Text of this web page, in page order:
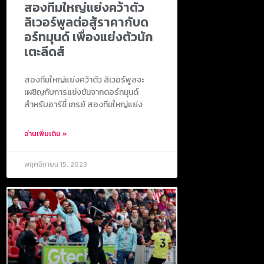
สองทีมใหญ่แย่งคว้าตัว
ลิเวอร์พูลต่อสู้ราคากับด
อร์ทมุนด์ เพื่องแย่งตัวนัก
เตะลีดส์
สองทีมใหญ่แย่งคว้าตัว ลิเวอร์พูลจะ
เผชิญกับการแข่งขันจากดอร์ทมุนด์
สำหรับอาร์ชี่ เกรย์ สองทีมใหญ่แย่ง
อ่านเพิ่มเติม »
พฤศจิกายน 15, 2023